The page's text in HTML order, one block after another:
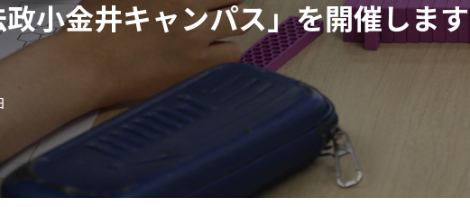
小金井キャンパス」を開催します